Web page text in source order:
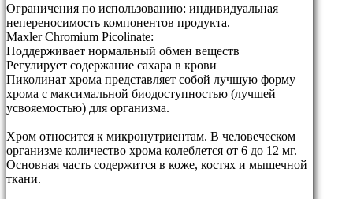
Ограничения по использованию: индивидуальная
непереносимость компонентов продукта.
Maxler Chromium Picolinate:
Поддерживает нормальный обмен веществ
Регулирует содержание сахара в крови
Пиколинат хрома представляет собой лучшую форму
хрома с максимальной биодоступностью (лучшей
усвояемостью) для организма.
Хром относится к микронутриентам. В человеческом
организме количество хрома колеблется от 6 до 12 мг.
Основная часть содержится в коже, костях и мышечной
ткани.